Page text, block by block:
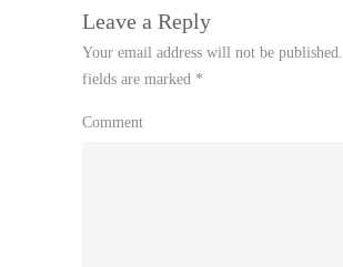
Leave a Reply
Your email address will not be published.
fields are marked *
Comment